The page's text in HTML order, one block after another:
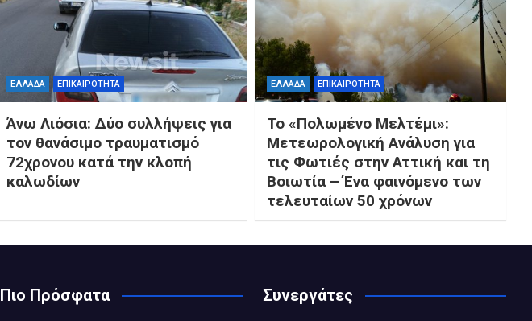
ΕΛΛΑΔΑ ΕΠΙΚΑΙΡΟΤΗΤΑ
Άνω Λιόσια: Δύο συλλήψεις για
τον θανάσιμο τραυματισμό
72χρονου κατά την κλοπή
καλωδίων
ΕΛΛΑΔΑ ΕΠΙΚΑΙΡΟΤΗΤΑ
Το «Πολωμένο Μελτέμι»:
Μετεωρολογική Ανάλυση για
τις Φωτιές στην Αττική και τη
Βοιωτία – Ένα φαινόμενο των
τελευταίων 50 χρόνων
Πιο Πρόσφατα Συνεργάτες